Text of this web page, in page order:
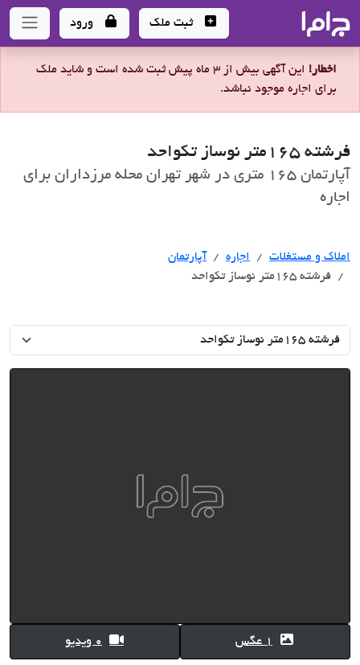
- سامانه جامع املاک و مشاورین املاک
ثبت ملک ورود
اخطار!
این آگهی بیش از 3 ماه پیش ثبت شده است و شاید ملک
برای اجاره موجود نباشد.
فرشته 165متر نوساز تکواحد
آپارتمان 165 متری در شهر تهران محله مرزداران برای
اجاره
املاک و مستغلات اجاره اجاره
آپارتمان
فرشته 165متر نوساز تکواحد
1 عگس 0 ویدیو